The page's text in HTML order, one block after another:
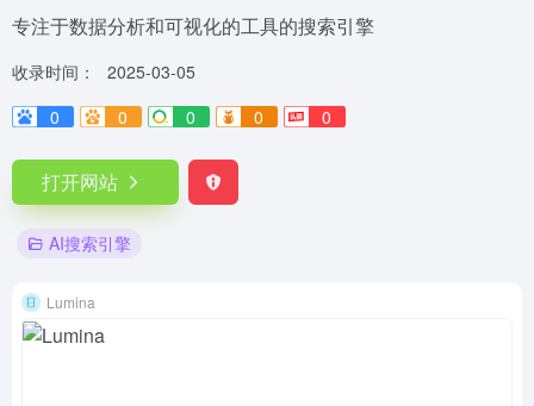
专注于数据分析和可视化的工具的搜索引擎
收录时间：
2025-03-05
0
0 0 0 0
打开网站
AI搜索引擎
Lumina